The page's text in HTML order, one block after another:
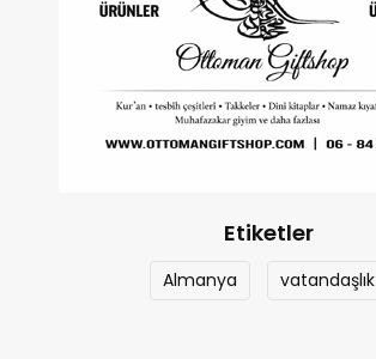
Etiketler
Almanya vatandaşlık